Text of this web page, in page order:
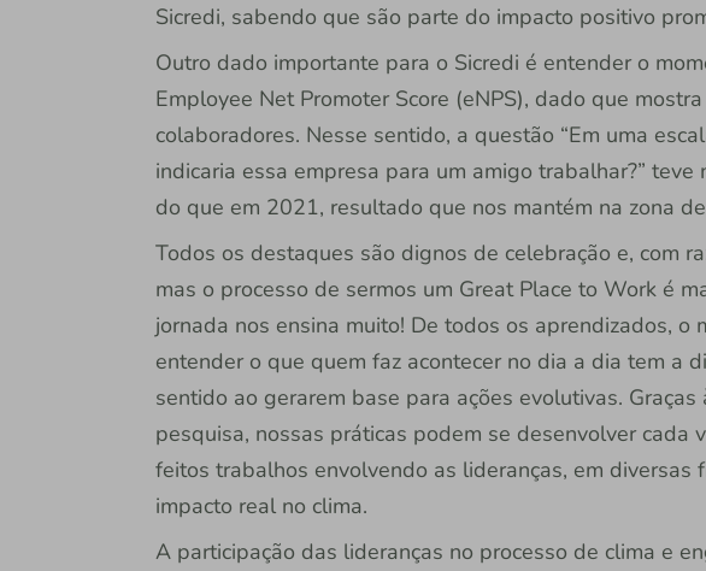
Sicredi, sabendo que são parte do impacto positivo
Outro dado importante para o Sicredi é entender o
Employee Net Promoter Score (eNPS), dado que
colaboradores. Nesse sentido, a questão “Em uma
indicaria essa empresa para um amigo trabalhar?”
do que em 2021, resultado que nos mantém na zona
Todos os destaques são dignos de celebração e, com
mas o processo de sermos um Great Place to Work é
jornada nos ensina muito! De todos os aprendizados, o
entender o que quem faz acontecer no dia a dia tem a
sentido ao gerarem base para ações evolutivas.
pesquisa, nossas práticas podem se desenvolver cada
feitos trabalhos envolvendo as lideranças, em diversas
impacto real no clima.
A participação das lideranças no processo de clima e